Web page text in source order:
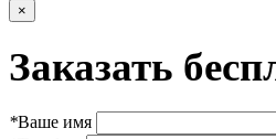
×
Заказать
*Ваше имя